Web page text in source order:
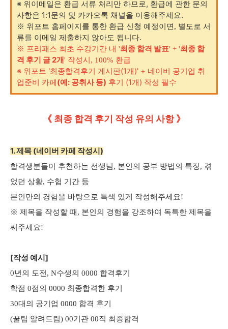
※ 위이메일은 환급 서류 처리만 하므로, 환급에 관한 문의
사항은 1:1문의 및 카카오톡 채널을 이용해주세요.
※ 위포트 홈페이지를 통한 환급 신청 예정이면, 별도로 서
류를 이메일 제출하지 않아도 됩니다.
※ 프리패스 최초 수강기간 내 '최종 합격 발표' + '최종 합
격 후기 글 2개' 작성시, 100% 환급
※ 위포트 '최종합격후기 게시판(1개)' + 네이버 공기업 취
업준비 카페(예: 공취사 등) 후기 (1개) 작성 필수
《 최종 합격 후기 작성 유의 사항 》
1. 제목 (네이버 카페 작성시)
합격생분들이 추천하는 선생님, 본인의 공부 방법의 특징, 겪
었던 상황, 수험 기간 등
본인만의 경험을 바탕으로 특색 있게 작성해주세요!
※ 제목을 작성할 때, 본인의 경험을 강조하여 독특한 제목을
써주세요!
[작성 예시]
0년의 도전, N수생의 0000 합격후기
학점 0점의 0000 최종합격한 후기
30대의 공기업 0000 합격 후기
(꿀팁 알려드림) 00기관 00직 최종합격